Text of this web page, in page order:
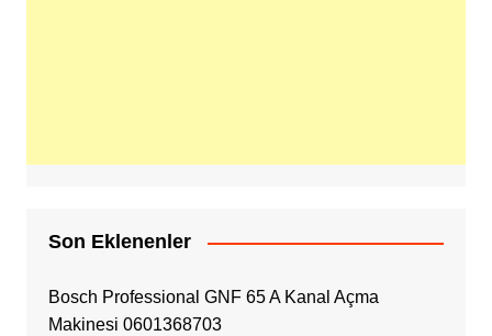
Son Eklenenler
Bosch Professional GNF 65 A Kanal Açma
Makinesi 0601368703